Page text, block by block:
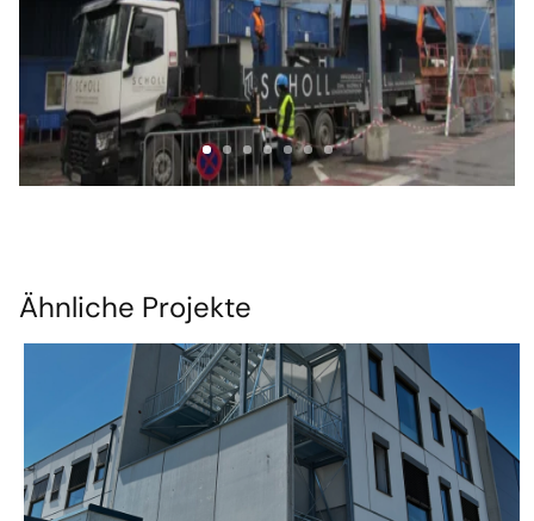
Ähnliche Projekte